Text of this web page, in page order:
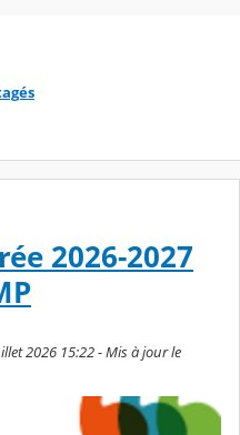
2026-2027
2026 15:22 - Mis à jour le